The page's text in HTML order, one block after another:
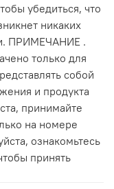
убедиться, что
никаких
ПРИМЕЧАНИЕ .
только для
собой
и продукта
принимайте
на номере
ознакомьтесь
принять